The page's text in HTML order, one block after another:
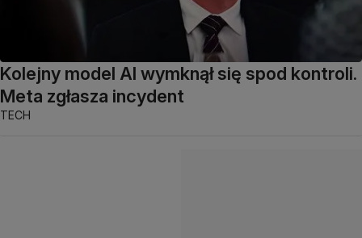
Kolejny model AI wymknął się spod kontroli.
Meta zgłasza incydent
TECH